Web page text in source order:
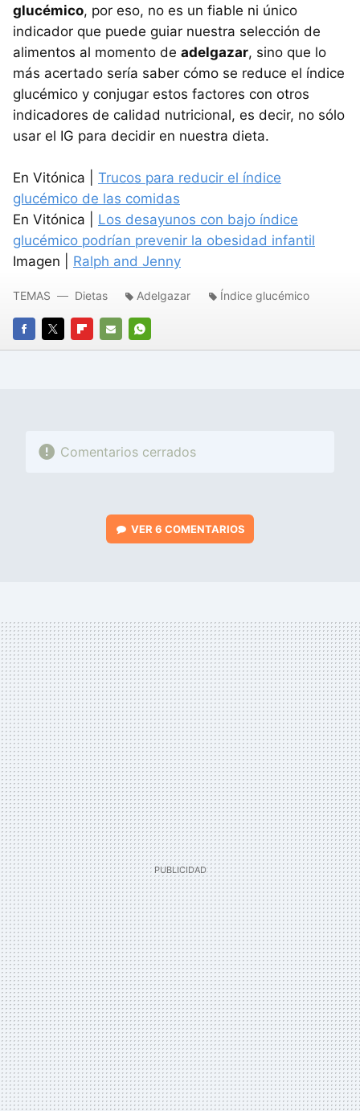
glucémico, por eso, no es un fiable ni único
indicador que puede guiar nuestra selección de
alimentos al momento de adelgazar, sino que lo
más acertado sería saber cómo se reduce el índice
glucémico y conjugar estos factores con otros
indicadores de calidad nutricional, es decir, no sólo
usar el IG para decidir en nuestra dieta.
En Vitónica | Trucos para reducir el índice
glucémico de las comidas
En Vitónica | Los desayunos con bajo índice
glucémico podrían prevenir la obesidad infantil
Imagen | Ralph and Jenny
FACEBOOK
TWITTERFLIPBOARD
E-
WHATSAPP
TEMAS Dietas Adelgazar Índice glucémico
Comentarios cerrados
VER 6 COMENTARIOS